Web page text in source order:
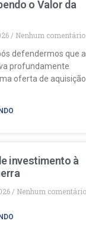
o Valor da
Nenhum comentário
defendermos que a
profundamente
oferta de aquisição
investimento à
Nenhum comentário